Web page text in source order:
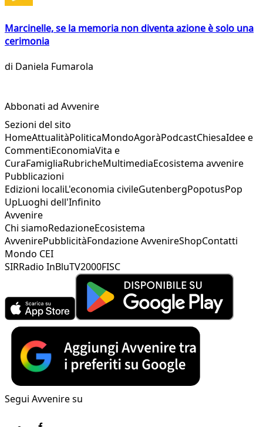
Marcinelle, se la memoria non diventa azione è solo una
cerimonia
di Daniela Fumarola
Abbonati ad Avvenire
Sezioni del sito
HomeAttualitàPoliticaMondoAgoràPodcastChiesaIdee e
CommentiEconomiaVita e
CuraFamigliaRubricheMultimediaEcosistema avvenire
Pubblicazioni
Edizioni localiL'economia civileGutenbergPopotusPop
UpLuoghi dell'Infinito
Avvenire
Chi siamoRedazioneEcosistema
AvvenirePubblicitàFondazione AvvenireShopContatti
Mondo CEI
SIRRadio InBluTV2000FISC
Segui Avvenire su